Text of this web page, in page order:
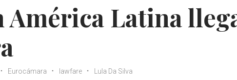
América Latina
Eurocámara lawfare Lula Da Silva